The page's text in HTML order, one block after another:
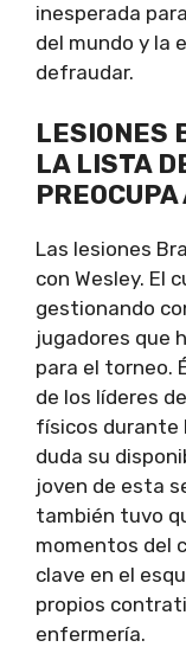
inesperada
del mundo y la
defraudar.
LESIONES
LA LISTA
Las lesiones
con Wesley. El
gestionando
jugadores que
para el torneo.
de los líderes
físicos durante
duda su
joven de esta
también tuvo
momentos del
clave en el
propios
enfermería.